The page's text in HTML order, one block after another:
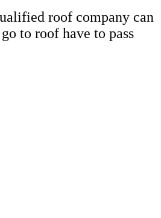
roof company can
to roof have to pass